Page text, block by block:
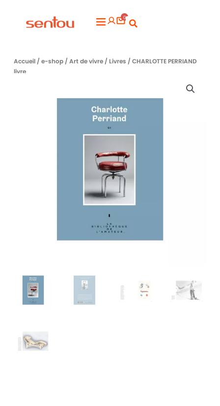
Flyout
0
Accueil/ e-shop/ Art de vivre/ Livres / CHARLOTTE PERRIAND
livre